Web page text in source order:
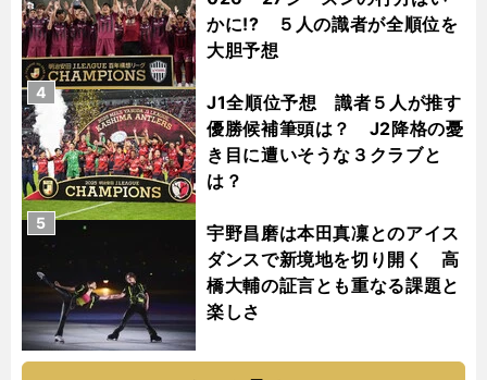
かに!? ５人の識者が全順位を
大胆予想
J1全順位予想 識者５人が推す
優勝候補筆頭は？ J2降格の憂
き目に遭いそうな３クラブと
は？
4
宇野昌磨は本田真凜とのアイス
ダンスで新境地を切り開く 高
橋大輔の証言とも重なる課題と
楽しさ
5